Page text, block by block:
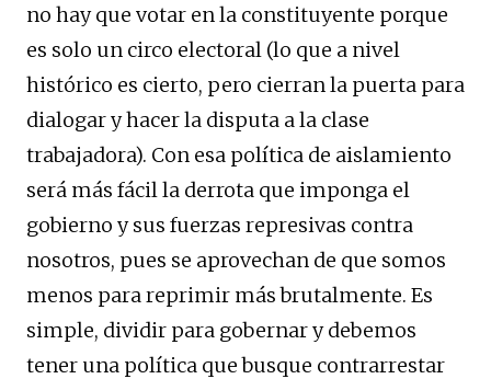
no hay que votar en la constituyente porque
es solo un circo electoral (lo que a nivel
histórico es cierto, pero cierran la puerta para
dialogar y hacer la disputa a la clase
trabajadora). Con esa política de aislamiento
será más fácil la derrota que imponga el
gobierno y sus fuerzas represivas contra
nosotros, pues se aprovechan de que somos
menos para reprimir más brutalmente. Es
simple, dividir para gobernar y debemos
tener una política que busque contrarrestar